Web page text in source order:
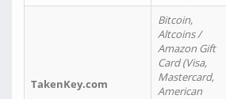
TakenKey.com
Bitcoin,
Altcoins /
Amazon Gift
Card (Visa,
Mastercard,
American